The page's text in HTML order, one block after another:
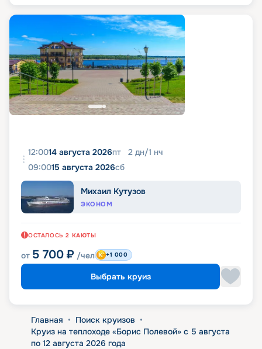
12:0014 августа 2026пт 2 дн/1 нч
09:0015 августа 2026сб
Михаил Кутузов
ЭКОНОМ
ОСТАЛОСЬ 2 КАЮТЫ
от 5 700 ₽ /чел +1 000
Выбрать круиз
Главная • Поиск круизов •
Круиз на теплоходе «Борис Полевой» с 5 августа
по 12 августа 2026 года